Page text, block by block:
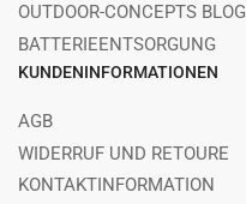
OUTDOOR-CONCEPTS BLOG
BATTERIEENTSORGUNG
KUNDENINFORMATIONEN
AGB
WIDERRUF UND RETOURE
KONTAKTINFORMATION